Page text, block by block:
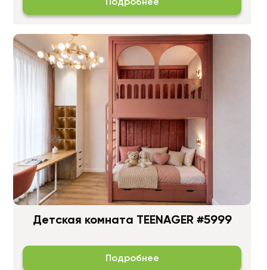
Подробнее
Детская комната TEENAGER #5999
Подробнее